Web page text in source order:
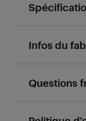
Infos du
Questions